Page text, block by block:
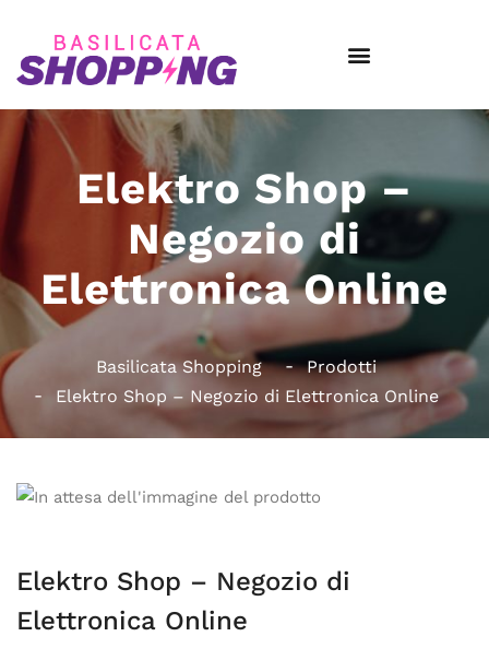
Elektro Shop –
Negozio di
Elettronica Online
Basilicata Shopping
Prodotti
Elektro Shop – Negozio di Elettronica Online
Elektro Shop – Negozio di
Elettronica Online